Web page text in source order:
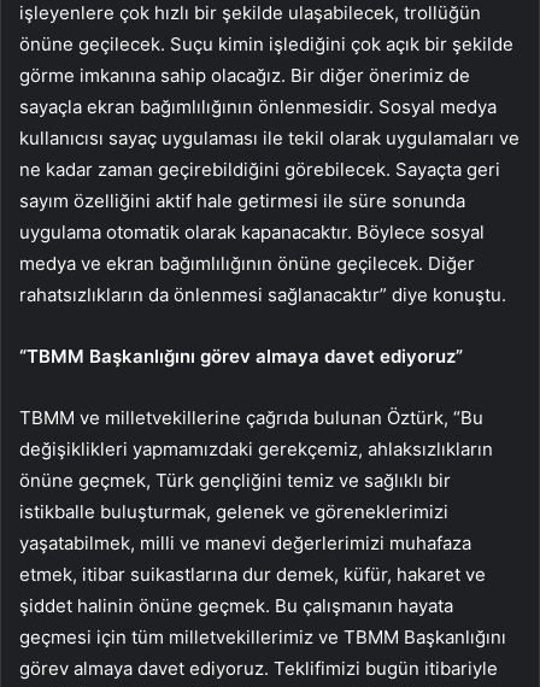
işleyenlere çok hızlı bir şekilde ulaşabilecek, trollüğün
önüne geçilecek. Suçu kimin işlediğini çok açık bir şekilde
görme imkanına sahip olacağız. Bir diğer önerimiz de
sayaçla ekran bağımlılığının önlenmesidir. Sosyal medya
kullanıcısı sayaç uygulaması ile tekil olarak uygulamaları ve
ne kadar zaman geçirebildiğini görebilecek. Sayaçta geri
sayım özelliğini aktif hale getirmesi ile süre sonunda
uygulama otomatik olarak kapanacaktır. Böylece sosyal
medya ve ekran bağımlılığının önüne geçilecek. Diğer
rahatsızlıkların da önlenmesi sağlanacaktır” diye konuştu.
“TBMM Başkanlığını görev almaya davet ediyoruz”
TBMM ve milletvekillerine çağrıda bulunan Öztürk, “Bu
değişiklikleri yapmamızdaki gerekçemiz, ahlaksızlıkların
önüne geçmek, Türk gençliğini temiz ve sağlıklı bir
istikballe buluşturmak, gelenek ve göreneklerimizi
yaşatabilmek, milli ve manevi değerlerimizi muhafaza
etmek, itibar suikastlarına dur demek, küfür, hakaret ve
şiddet halinin önüne geçmek. Bu çalışmanın hayata
geçmesi için tüm milletvekillerimiz ve TBMM Başkanlığını
görev almaya davet ediyoruz. Teklifimizi bugün itibariyle